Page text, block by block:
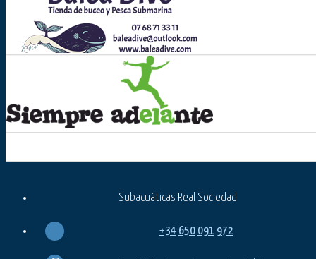
Subacuáticas Real Sociedad
+34 650 091 972